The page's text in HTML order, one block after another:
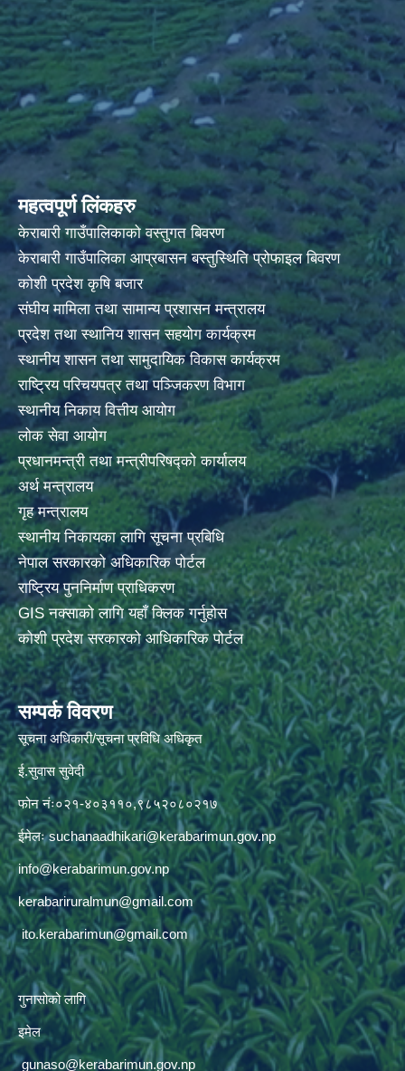
महत्वपूर्ण लिंकहरु
केराबारी गाउँपालिकाको वस्तुगत बिवरण
केराबारी गाउँपालिका आप्रबासन बस्तुस्थिति प्रोफाइल बिवरण
कोशी प्रदेश कृषि बजार
संघीय मामिला तथा सामान्य प्रशासन मन्त्रालय
प्रदेश तथा स्थानिय शासन सहयोग कार्यक्रम
स्थानीय शासन तथा सामुदायिक विकास कार्यक्रम
राष्ट्रिय परिचयपत्र तथा पञ्जिकरण विभाग
स्थानीय निकाय वित्तीय आयोग
लोक सेवा आयोग
प्रधानमन्त्री तथा मन्त्रीपरिषद्को कार्यालय
अर्थ मन्त्रालय
गृह मन्त्रालय
स्थानीय निकायका लागि सूचना प्रबिधि
नेपाल सरकारको अधिकारिक पोर्टल
राष्ट्रिय पुननिर्माण प्राधिकरण
GIS नक्साको लागि यहाँ क्लिक गर्नुहोस
कोशी प्रदेश सरकारको आधिकारिक पोर्टल
सम्पर्क विवरण
सूचना अधिकारी/सूचना प्रविधि अधिकृत
ई.सुवास सुवेदी
फोन नंः०२१-४०३११०,९८५२०८०२१७
ईमेलःsuchanaadhikari@kerabarimun.gov.np
info@kerabarimun.gov.np
kerabariruralmun@gmail.com
ito.kerabarimun@gmail.com
गुनासोको लागि
इमेल
gunaso@kerabarimun.gov.np